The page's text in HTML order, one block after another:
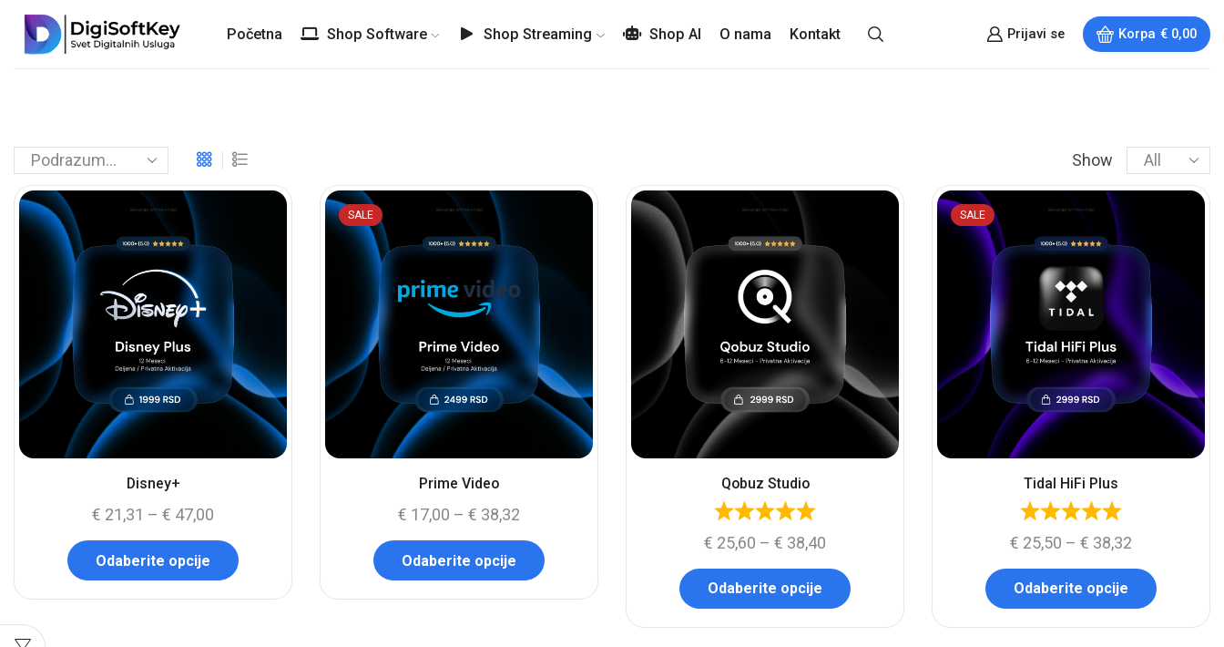
Početna Shop Software Shop Streaming Shop AI O nama Kontakt Prijavi se Korpa €0,00
Show
Disney+
€ 21,31 – € 47,00
Odaberite opcije
SALE
Prime Video
€ 17,00 – € 38,32
Odaberite opcije
Qobuz Studio
€ 25,60 – € 38,40
Odaberite opcije
SALE
Tidal HiFi Plus
€ 25,50 – € 38,32
Odaberite opcije